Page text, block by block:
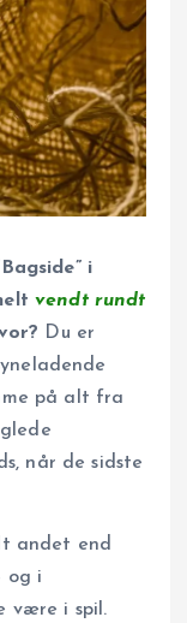
i
vendt rundt
Du er
på alt fra
når de sidste
andet end
og i
være i spil.